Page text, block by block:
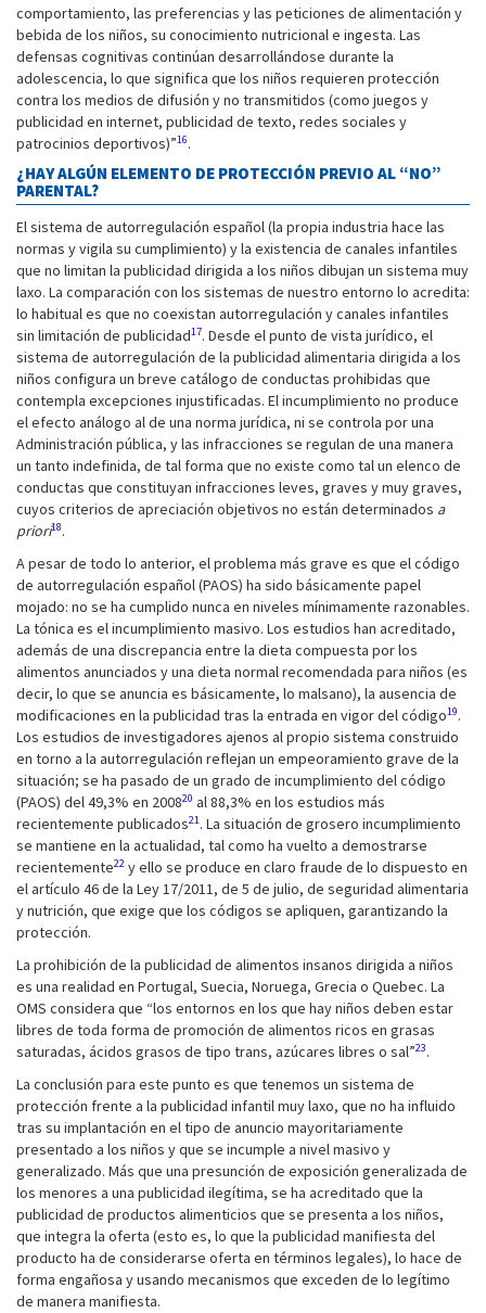
comportamiento, las preferencias y las peticiones de alimentación y
bebida de los niños, su conocimiento nutricional e ingesta. Las
defensas cognitivas continúan desarrollándose durante la
adolescencia, lo que significa que los niños requieren protección
contra los medios de difusión y no transmitidos (como juegos y
publicidad en internet, publicidad de texto, redes sociales y
patrocinios deportivos)”16.
¿HAY ALGÚN ELEMENTO DE PROTECCIÓN PREVIO AL “NO”
PARENTAL?
El sistema de autorregulación español (la propia industria hace las
normas y vigila su cumplimiento) y la existencia de canales infantiles
que no limitan la publicidad dirigida a los niños dibujan un sistema muy
laxo. La comparación con los sistemas de nuestro entorno lo acredita:
lo habitual es que no coexistan autorregulación y canales infantiles
sin limitación de publicidad17. Desde el punto de vista jurídico, el
sistema de autorregulación de la publicidad alimentaria dirigida a los
niños configura un breve catálogo de conductas prohibidas que
contempla excepciones injustificadas. El incumplimiento no produce
el efecto análogo al de una norma jurídica, ni se controla por una
Administración pública, y las infracciones se regulan de una manera
un tanto indefinida, de tal forma que no existe como tal un elenco de
conductas que constituyan infracciones leves, graves y muy graves,
cuyos criterios de apreciación objetivos no están determinados a
priori18.
A pesar de todo lo anterior, el problema más grave es que el código
de autorregulación español (PAOS) ha sido básicamente papel
mojado: no se ha cumplido nunca en niveles mínimamente razonables.
La tónica es el incumplimiento masivo. Los estudios han acreditado,
además de una discrepancia entre la dieta compuesta por los
alimentos anunciados y una dieta normal recomendada para niños (es
decir, lo que se anuncia es básicamente, lo malsano), la ausencia de
modificaciones en la publicidad tras la entrada en vigor del código19.
Los estudios de investigadores ajenos al propio sistema construido
en torno a la autorregulación reflejan un empeoramiento grave de la
situación; se ha pasado de un grado de incumplimiento del código
(PAOS) del 49,3% en 200820 al 88,3% en los estudios más
recientemente publicados21. La situación de grosero incumplimiento
se mantiene en la actualidad, tal como ha vuelto a demostrarse
recientemente22 y ello se produce en claro fraude de lo dispuesto en
el artículo 46 de la Ley 17/2011, de 5 de julio, de seguridad alimentaria
y nutrición, que exige que los códigos se apliquen, garantizando la
protección.
La prohibición de la publicidad de alimentos insanos dirigida a niños
es una realidad en Portugal, Suecia, Noruega, Grecia o Quebec. La
OMS considera que “los entornos en los que hay niños deben estar
libres de toda forma de promoción de alimentos ricos en grasas
saturadas, ácidos grasos de tipo trans, azúcares libres o sal”23.
La conclusión para este punto es que tenemos un sistema de
protección frente a la publicidad infantil muy laxo, que no ha influido
tras su implantación en el tipo de anuncio mayoritariamente
presentado a los niños y que se incumple a nivel masivo y
generalizado. Más que una presunción de exposición generalizada de
los menores a una publicidad ilegítima, se ha acreditado que la
publicidad de productos alimenticios que se presenta a los niños,
que integra la oferta (esto es, lo que la publicidad manifiesta del
producto ha de considerarse oferta en términos legales), lo hace de
forma engañosa y usando mecanismos que exceden de lo legítimo
de manera manifiesta.